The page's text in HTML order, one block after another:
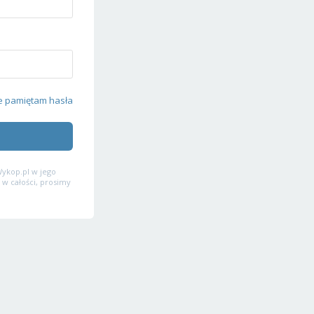
pamiętam hasła
w jego
całości, prosimy